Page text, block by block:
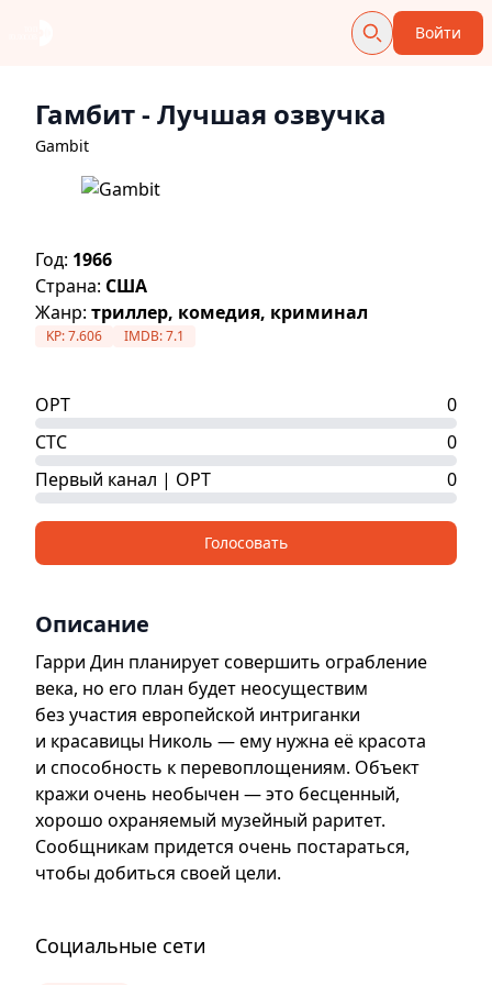
Войти
Гамбит- Лучшая озвучка
Gambit
Год: 1966
Страна: США
Жанр: триллер, комедия, криминал
KP:7.606 IMDB:7.1
ОРТ
0
СТС
0
Первый канал | ОРТ
0
Голосовать
Описание
Гарри Дин планирует совершить ограбление
века, но его план будет неосуществим
без участия европейской интриганки
и красавицы Николь — ему нужна её красота
и способность к перевоплощениям. Объект
кражи очень необычен — это бесценный,
хорошо охраняемый музейный раритет.
Сообщникам придется очень постараться,
чтобы добиться своей цели.
Социальные сети